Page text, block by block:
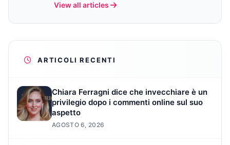
View all articles
ARTICOLI RECENTI
Chiara Ferragni dice che invecchiare è un
privilegio dopo i commenti online sul suo
aspetto
AGOSTO 6, 2026